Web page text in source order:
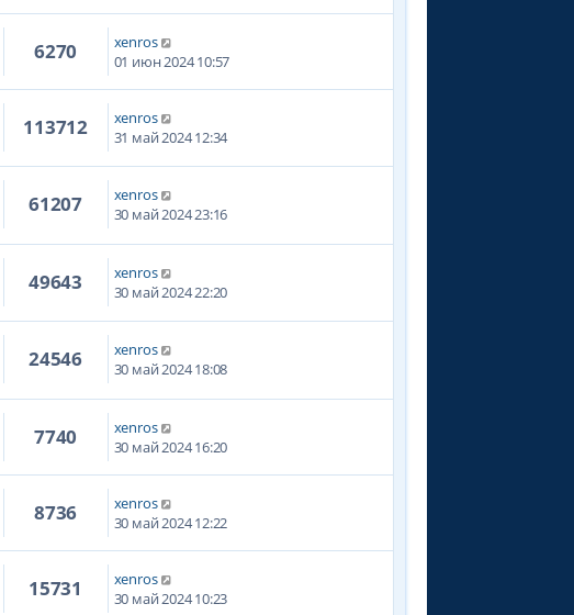
6270
xenros
01 июн 2024 10:57
113712
xenros
31 май 2024 12:34
61207
xenros
30 май 2024 23:16
49643
xenros
30 май 2024 22:20
24546
xenros
30 май 2024 18:08
7740
xenros
30 май 2024 16:20
8736
xenros
30 май 2024 12:22
15731
xenros
30 май 2024 10:23